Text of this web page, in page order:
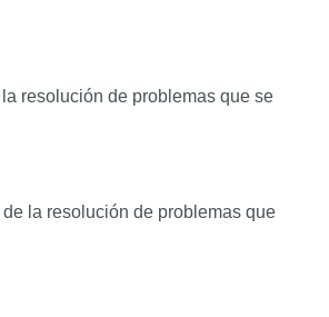
resolución de problemas que se
la resolución de problemas que